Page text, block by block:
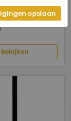
Bekijken
opslaan